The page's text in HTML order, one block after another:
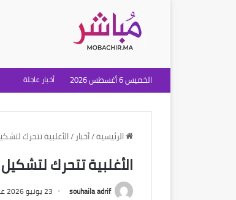
الخميس 6 أغسطس 2026 أخبار عاجلة
الرئيسية/أخبار /الأغلبية تتحرك
الأغلبية تتحرك
souhaila adrif 23 يونيو 2026 على الساعة 11:09 صباحًا